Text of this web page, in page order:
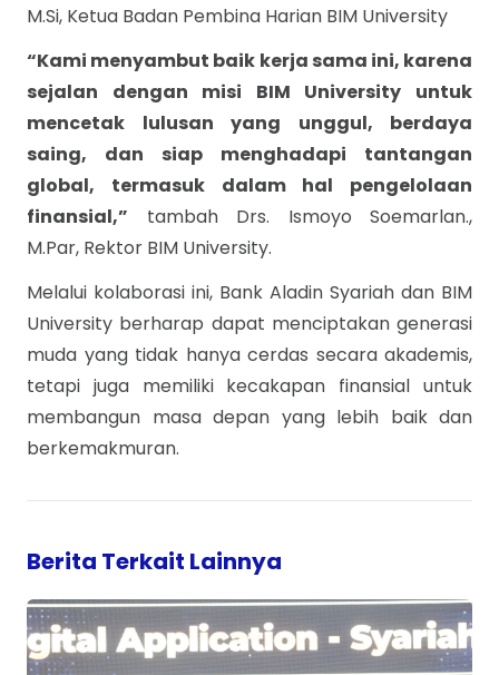
M.Si, Ketua Badan Pembina Harian BIM University
“Kami menyambut baik kerja sama ini, karena
sejalan dengan misi BIM University untuk
mencetak lulusan yang unggul, berdaya
saing, dan siap menghadapi tantangan
global, termasuk dalam hal pengelolaan
finansial,” tambah Drs. Ismoyo Soemarlan.,
M.Par, Rektor BIM University.
Melalui kolaborasi ini, Bank Aladin Syariah dan BIM
University berharap dapat menciptakan generasi
muda yang tidak hanya cerdas secara akademis,
tetapi juga memiliki kecakapan finansial untuk
membangun masa depan yang lebih baik dan
berkemakmuran.
Berita Terkait Lainnya